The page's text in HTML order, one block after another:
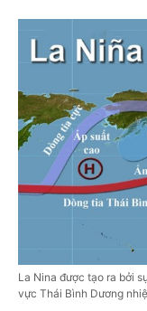
La Nina được tạo ra bởi
vực Thái Bình Dương